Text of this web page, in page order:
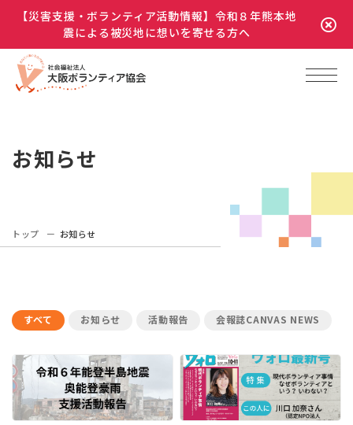
【災害支援・ボランティア活動情報】令和８年熊本地
震による被災地に想いを寄せる方へ
お知らせ
トップ お知らせ
すべて お知らせ 活動報告 会報誌CANVAS NEWS